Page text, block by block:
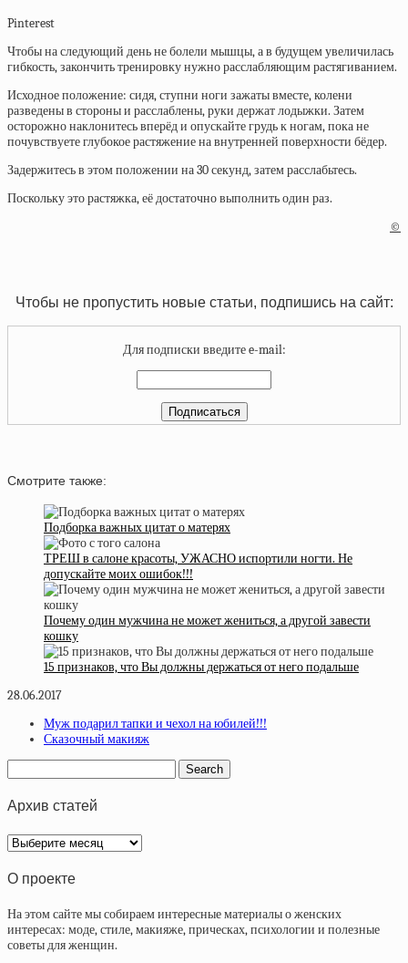
Pinterest
Чтобы на следующий день не болели мышцы, а в будущем увеличилась
гибкость, закончить тренировку нужно расслабляющим растягиванием.
Исходное положение: сидя, ступни ноги зажаты вместе, колени
разведены в стороны и расслаблены, руки держат лодыжки. Затем
осторожно наклонитесь вперёд и опускайте грудь к ногам, пока не
почувствуете глубокое растяжение на внутренней поверхности бёдер.
Задержитесь в этом положении на 30 секунд, затем расслабьтесь.
Поскольку это растяжка, её достаточно выполнить один раз.
©
Чтобы не пропустить новые статьи, подпишись на сайт:
Для подписки введите e-mail:
Смотрите также:
Подборка важных цитат о матерях
ТРЕШ в салоне красоты, УЖАСНО испортили ногти. Не
допускайте моих ошибок!!!
Почему один мужчина не может жениться, а другой завести
кошку
15 признаков, что Вы должны держаться от него подальше
28.06.2017
Муж подарил тапки и чехол на юбилей!!!
Сказочный макияж
Архив статей
Архив
статей
О проекте
На этом сайте мы собираем интересные материалы о женских
интересах: моде, стиле, макияже, прическах, психологии и полезные
советы для женщин.